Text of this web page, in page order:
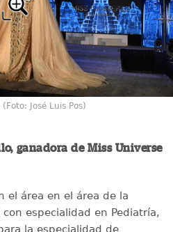
José Luis Pos)
ganadora de Miss Universe
el área en el área de la
especialidad en Pediatría,
la especialidad de